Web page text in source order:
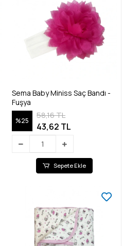
Sema Baby Miniss Saç Bandı -
Fuşya
%25
58,16 TL
43,62 TL
Sepete Ekle